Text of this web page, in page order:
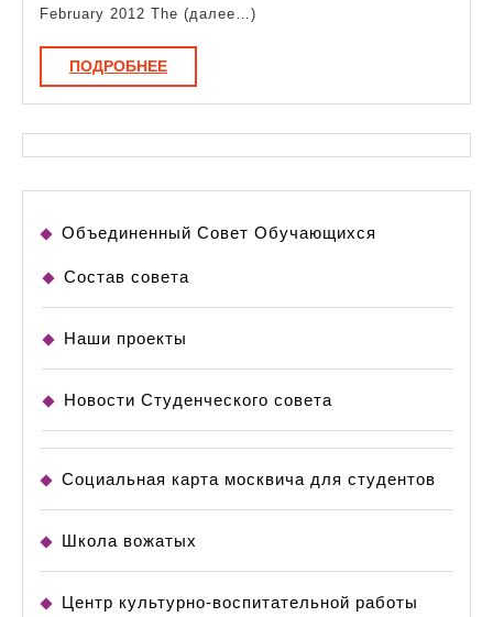
February 2012 The (далее…)
ПОДРОБНЕЕПОДРОБНЕЕ
Объединенный Совет Обучающихся
Состав совета
Наши проекты
Новости Студенческого совета
Социальная карта москвича для студентов
Школа вожатых
Центр культурно-воспитательной работы